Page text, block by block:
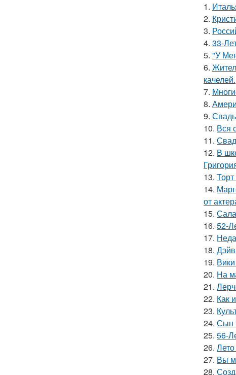
1.
2.
3.
4. 33-
5. "У
6.
качелей.
7.
8.
9.
10. Вся
11.
12. В
13.
14.
от
15.
16. 52-
17.
18.
19.
20. На
21.
22. Как
23.
24. Сын
25. 56-
26.
27. Вы
28.